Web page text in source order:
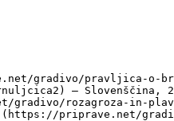
gradivo/pravljica-o-
— Slovenščina, 2.
rozagroza-in-
priprave.net/